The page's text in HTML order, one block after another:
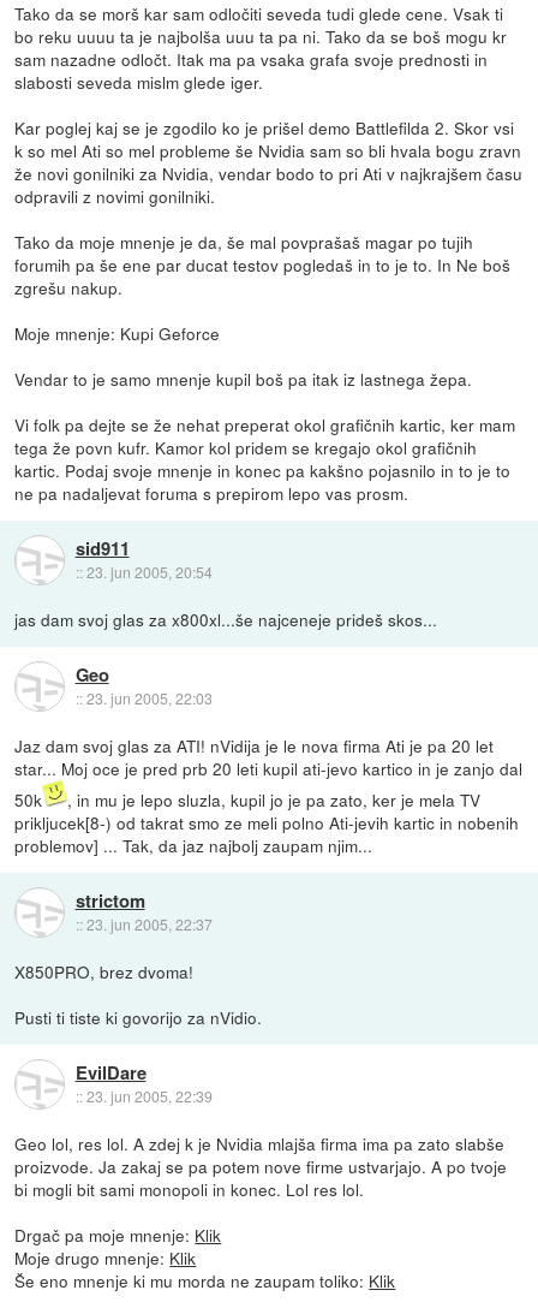
Tako da se morš kar sam odločiti seveda tudi glede cene. Vsak ti
bo reku uuuu ta je najbolša uuu ta pa ni. Tako da se boš mogu kr
sam nazadne odločt. Itak ma pa vsaka grafa svoje prednosti in
slabosti seveda mislm glede iger.
Kar poglej kaj se je zgodilo ko je prišel demo Battlefilda 2. Skor vsi
k so mel Ati so mel probleme še Nvidia sam so bli hvala bogu zravn
že novi gonilniki za Nvidia, vendar bodo to pri Ati v najkrajšem času
odpravili z novimi gonilniki.
Tako da moje mnenje je da, še mal povprašaš magar po tujih
forumih pa še ene par ducat testov pogledaš in to je to. In Ne boš
zgrešu nakup.
Moje mnenje: Kupi Geforce
Vendar to je samo mnenje kupil boš pa itak iz lastnega žepa.
Vi folk pa dejte se že nehat preperat okol grafičnih kartic, ker mam
tega že povn kufr. Kamor kol pridem se kregajo okol grafičnih
kartic. Podaj svoje mnenje in konec pa kakšno pojasnilo in to je to
ne pa nadaljevat foruma s prepirom lepo vas prosm.
sid911
::23. jun 2005, 20:54
jas dam svoj glas za x800xl...še najceneje prideš skos...
Geo
::23. jun 2005, 22:03
Jaz dam svoj glas za ATI! nVidija je le nova firma Ati je pa 20 let
star... Moj oce je pred prb 20 leti kupil ati-jevo kartico in je zanjo dal
50k
, in mu je lepo sluzla, kupil jo je pa zato, ker je mela TV
prikljucek[8-) od takrat smo ze meli polno Ati-jevih kartic in nobenih
problemov] ... Tak, da jaz najbolj zaupam njim...
strictom
::23. jun 2005, 22:37
X850PRO, brez dvoma!
Pusti ti tiste ki govorijo za nVidio.
EvilDare
::23. jun 2005, 22:39
Geo lol, res lol. A zdej k je Nvidia mlajša firma ima pa zato slabše
proizvode. Ja zakaj se pa potem nove firme ustvarjajo. A po tvoje
bi mogli bit sami monopoli in konec. Lol res lol.
Drgač pa moje mnenje: Klik
Moje drugo mnenje: Klik
Še eno mnenje ki mu morda ne zaupam toliko: Klik